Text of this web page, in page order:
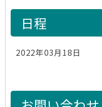
日程
2022年03月18日